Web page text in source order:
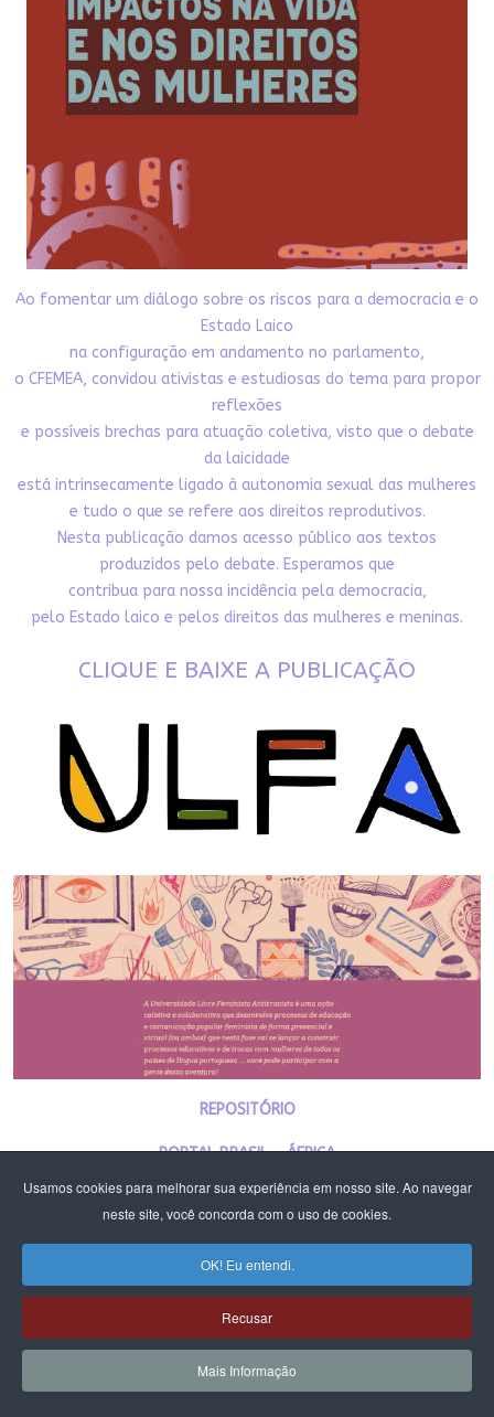
Usamos cookies para melhorar sua experiência em nosso site. Ao navegar
neste site, você concorda com o uso de cookies.
OK! Eu entendi.
Recusar
Mais Informação
Ao fomentar um diálogo sobre os riscos para a democracia e o
Estado Laico
na configuração em andamento no parlamento,
o CFEMEA, convidou ativistas e estudiosas do tema para propor
reflexões
e possíveis brechas para atuação coletiva, visto que o debate
da laicidade
está intrinsecamente ligado à autonomia sexual das mulheres
e tudo o que se refere aos direitos reprodutivos.
Nesta publicação damos acesso público aos textos
produzidos pelo debate. Esperamos que
contribua para nossa incidência pela democracia,
pelo Estado laico e pelos direitos das mulheres e meninas.
CLIQUE E BAIXE A PUBLICAÇÃO
REPOSITÓRIO
PORTAL BRASIL - ÁFRICA
PLATAFORMA DE CURSOS E ATIVIDADES
PLATAFORMA DE CURSOS E ATIVIDADES DF E RIDE - CFEMEA E MST